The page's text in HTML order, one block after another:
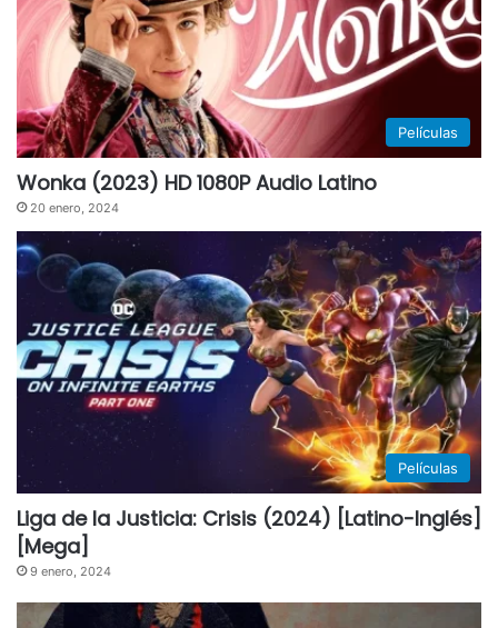
Películas
Wonka (2023) HD 1080P Audio Latino
20 enero, 2024
Películas
Liga de la Justicia: Crisis (2024) [Latino-Inglés]
[Mega]
9 enero, 2024